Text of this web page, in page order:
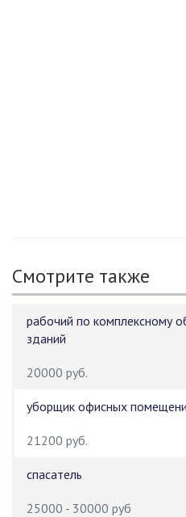
Смотрите также
рабочий по комплексному
зданий
20000 руб.
уборщик офисных
21200 руб.
спасатель
25000 - 30000 руб